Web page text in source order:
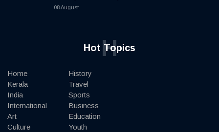
08 August
Hot Topics
H
Home
Kerala
India
International
Art
Culture
History
Travel
Sports
Business
Education
Youth